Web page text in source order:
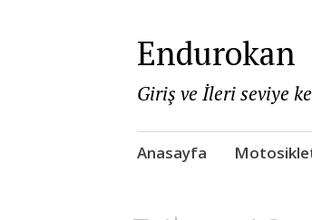
Endurokan
Giriş ve İleri seviye
Skip
Anasayfa